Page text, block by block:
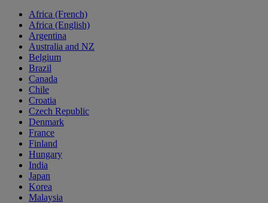
Africa (French)
Africa (English)
Argentina
Australia and NZ
Belgium
Brazil
Canada
Chile
Croatia
Czech Republic
Denmark
France
Finland
Hungary
India
Japan
Korea
Malaysia